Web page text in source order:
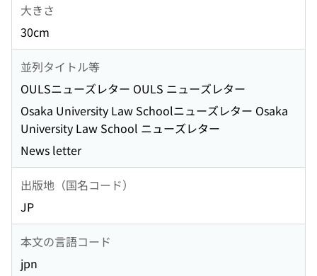
大きさ
30cm
並列タイトル等
OULSニューズレター OULS ニューズレター
Osaka University Law Schoolニューズレター Osaka
University Law School ニューズレター
News letter
出版地（国名コード）
JP
本文の言語コード
jpn